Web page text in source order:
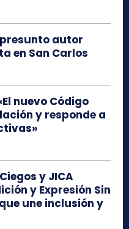
autor
en San Carlos
nuevo Código
y responde a
y JICA
y Expresión Sin
une inclusión y